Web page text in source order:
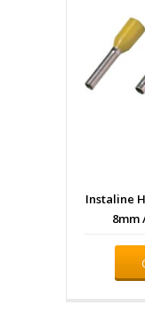
Instaline
8mm